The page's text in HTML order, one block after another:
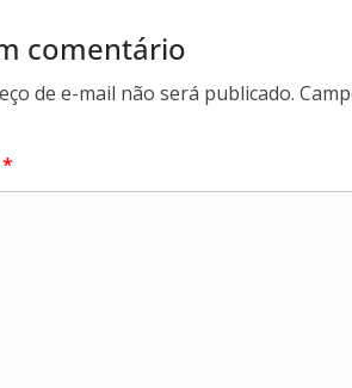
comentário
de e-mail não será publicado.
*